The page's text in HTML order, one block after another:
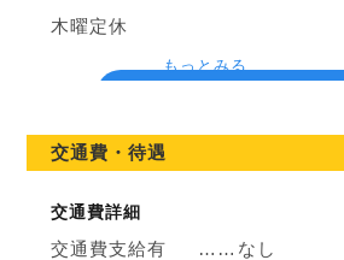
木曜定休
もっとみる
交通費・待遇
交通費詳細
交通費支給有
…… なし